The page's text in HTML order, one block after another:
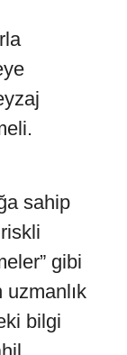
sahip
gibi
uzmanlık
bilgi